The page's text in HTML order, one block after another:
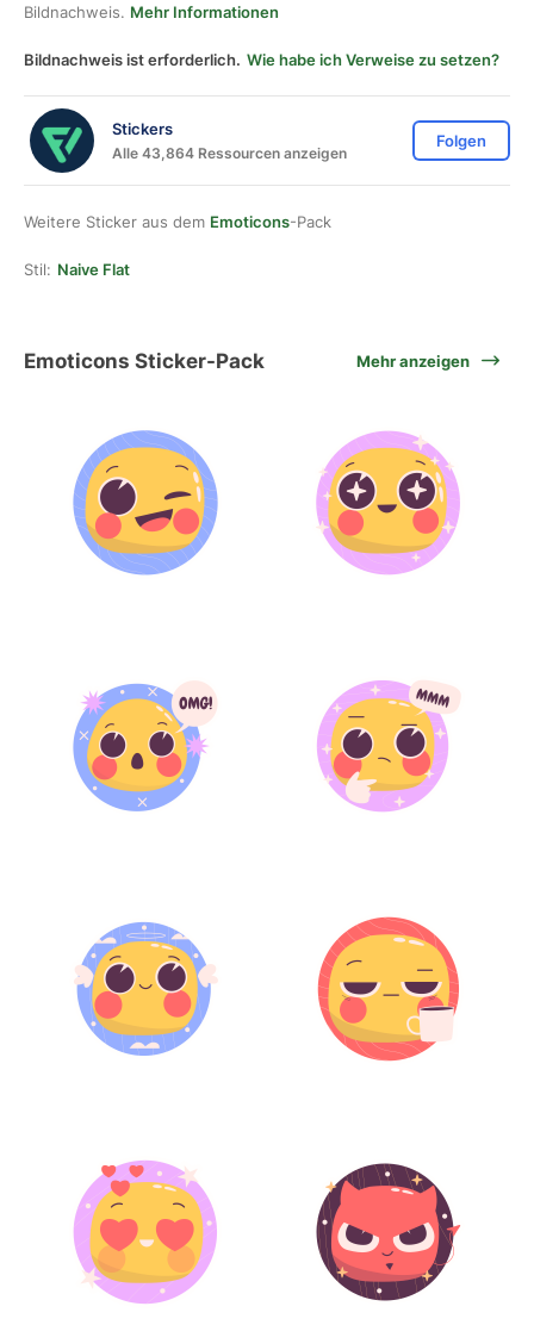
Bildnachweis. Mehr Informationen
Bildnachweis ist erforderlich. Wie habe ich Verweise zu setzen?
Stickers
Alle 43,864 Ressourcen anzeigen
Folgen
Weitere Sticker aus dem Emoticons-Pack
Stil: Naive Flat
Emoticons Sticker-Pack Mehr anzeigen